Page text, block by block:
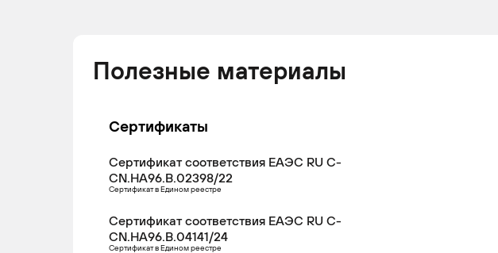
Полезные материалы
Сертификаты
Сертификат соответствия ЕАЭС RU С-
CN.НА96.В.02398/22
Сертификат в Едином реестре
Сертификат соответствия ЕАЭС RU С-
CN.НА96.В.04141/24
Сертификат в Едином реестре